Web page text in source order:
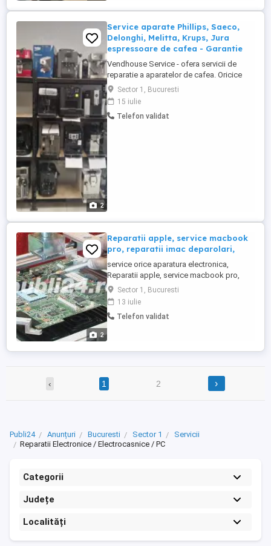
2
Service aparate Phillips, Saeco,
Delonghi, Melitta, Krups, Jura
espressoare de cafea - Garantie
Vendhouse Service - ofera servicii de
reparatie a aparatelor de cafea. Oricice
Brand si model. Garantie la lucrarile
efectuate si la piesele schimbate. Adresa
Noastra. str. Trifești 9, București, Sector 1
--- Luni - Vineri 09.00 - 18-00 Sâmbătă
Sector 1, Bucuresti
15 iulie
Telefon validat
2
Reparatii apple, service macbook
pro, reparatii imac deparolari,
service orice aparatura electronica,
Reparatii apple, service macbook pro,
reparatii imac deparolari, decodari efi
service orice model de aparatura
electronica
Sector 1, Bucuresti
13 iulie
Telefon validat
‹ 1 2 ›
Publi24 Anunțuri Bucuresti Sector 1
Servicii
Reparatii Electronice / Electrocasnice / PC
Categorii
Județe
Localități